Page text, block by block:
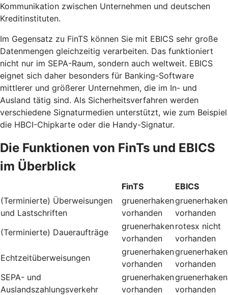
Kommunikation zwischen Unternehmen und deutschen
Kreditinstituten.
Im Gegensatz zu FinTS können Sie mit EBICS sehr große
Datenmengen gleichzeitig verarbeiten. Das funktioniert
nicht nur im SEPA-Raum, sondern auch weltweit. EBICS
eignet sich daher besonders für Banking-Software
mittlerer und größerer Unternehmen, die im In- und
Ausland tätig sind. Als Sicherheitsverfahren werden
verschiedene Signaturmedien unterstützt, wie zum Beispiel
die HBCI-Chipkarte oder die Handy-Signatur.
Die Funktionen von FinTs und EBICS
im Überblick
FinTS
EBICS
(Terminierte) Überweisungen
und Lastschriften
gruenerhaken
vorhanden
gruenerhaken
vorhanden
(Terminierte) Daueraufträge
gruenerhaken
vorhanden
rotesx nicht
vorhanden
Echtzeitüberweisungen
gruenerhaken
vorhanden
gruenerhaken
vorhanden
SEPA- und
Auslandszahlungsverkehr
gruenerhaken
vorhanden
gruenerhaken
vorhanden